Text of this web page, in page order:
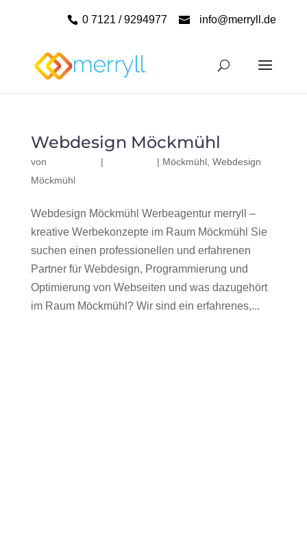
0 7121 / 9294977 info@merryll.de
Webdesign Möckmühl
von | | Möckmühl, Webdesign
Möckmühl
Webdesign Möckmühl Werbeagentur merryll –
kreative Werbekonzepte im Raum Möckmühl Sie
suchen einen professionellen und erfahrenen
Partner für Webdesign, Programmierung und
Optimierung von Webseiten und was dazugehört
im Raum Möckmühl? Wir sind ein erfahrenes,...